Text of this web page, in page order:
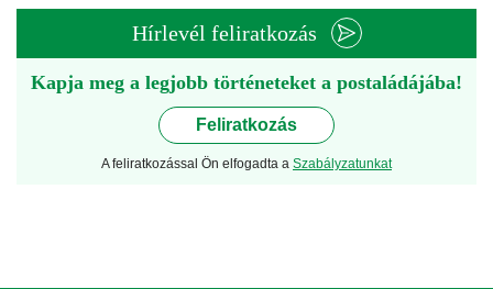
Hírlevél feliratkozás
Kapja meg a legjobb történeteket a postaládájába!
Feliratkozás
A feliratkozással Ön elfogadta a Szabályzatunkat